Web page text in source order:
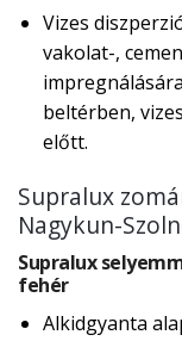
Vizes
vakolat-,
beltérben,
előtt.
Supralux
Nagykun-
Supralux
fehér
Alkidgyanta